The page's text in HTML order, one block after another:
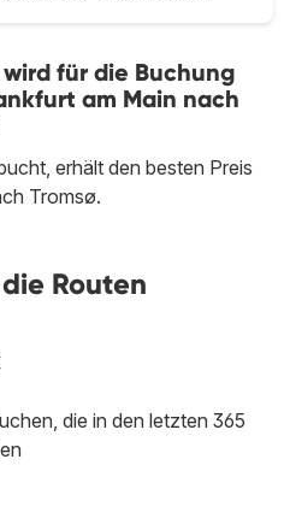
für die Buchung
am Main nach
erhält den besten Preis
Tromsø.
Routen
die in den letzten 365